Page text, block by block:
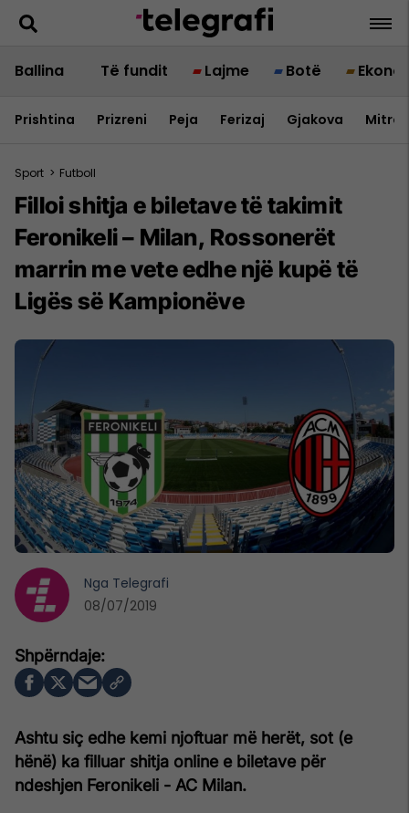
Ballina Të fundit Lajme Botë
Prishtina Prizreni Peja Ferizaj Gjakova
Sport > Futboll
Filloi shitja e biletave të takimit
Feronikeli – Milan, Rossonerët
marrin me vete edhe një kupë të
Ligës së Kampionëve
Ashtu siç edhe kemi njoftuar më herët, sot (e
hënë) ka filluar shitja online e biletave për
ndeshjen Feronikeli - AC Milan.
Nga Telegrafi
08/07/2019